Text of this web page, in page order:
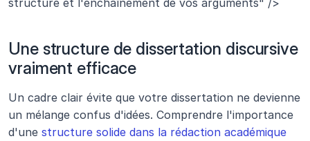
Une structure de dissertation discursive
vraiment efficace
Un cadre clair évite que votre dissertation ne devienne
un mélange confus d'idées. Comprendre l'importance
d'une structure solide dans la rédaction académique